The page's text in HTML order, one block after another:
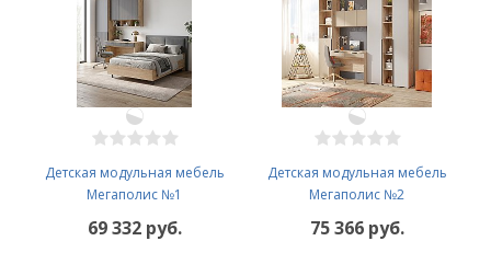
Детская модульная мебель
Мегаполис №1
69 332 руб.
Детская модульная мебель
Мегаполис №2
75 366 руб.